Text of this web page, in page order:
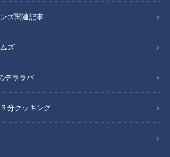
ズ関連記事
ズ
デララバ
分クッキング
ドラゴンズ」(C)燃えドラch